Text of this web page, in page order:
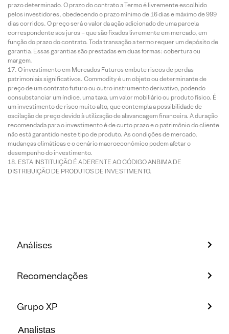
prazo determinado. O prazo do contrato a Termo é livremente escolhido
pelos investidores, obedecendo o prazo mínimo de 16 dias e máximo de 999
dias corridos. O preço será o valor da ação adicionado de uma parcela
correspondente aos juros – que são fixados livremente em mercado, em
função do prazo do contrato. Toda transação a termo requer um depósito de
garantia. Essas garantias são prestadas em duas formas: cobertura ou
margem.
O investimento em Mercados Futuros embute riscos de perdas
patrimoniais significativos. Commodity é um objeto ou determinante de
preço de um contrato futuro ou outro instrumento derivativo, podendo
consubstanciar um índice, uma taxa, um valor mobiliário ou produto físico. É
um investimento de risco muito alto, que contempla a possibilidade de
oscilação de preço devido à utilização de alavancagem financeira. A duração
recomendada para o investimento é de curto prazo e o patrimônio do cliente
não está garantido neste tipo de produto. As condições de mercado,
mudanças climáticas e o cenário macroeconômico podem afetar o
desempenho do investimento.
ESTA INSTITUIÇÃO É ADERENTE AO CÓDIGO ANBIMA DE
DISTRIBUIÇÃO DE PRODUTOS DE INVESTIMENTO.
Análises
Recomendações
Grupo XP
Analistas